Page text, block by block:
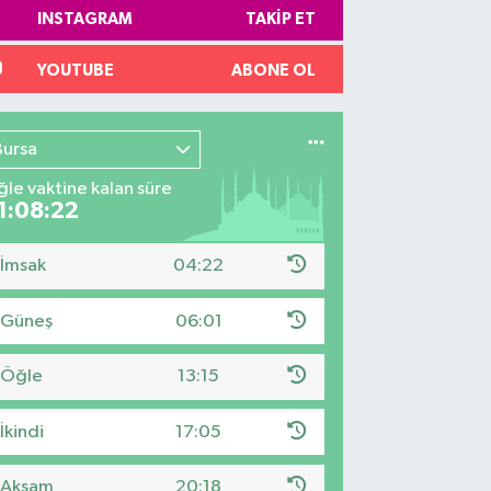
INSTAGRAM TAKIP ET
YOUTUBE ABONE OL
vaktine kalan süre
İmsak 04:22
Güneş 06:01
Öğle 13:15
İkindi 17:05
Akşam 20:18